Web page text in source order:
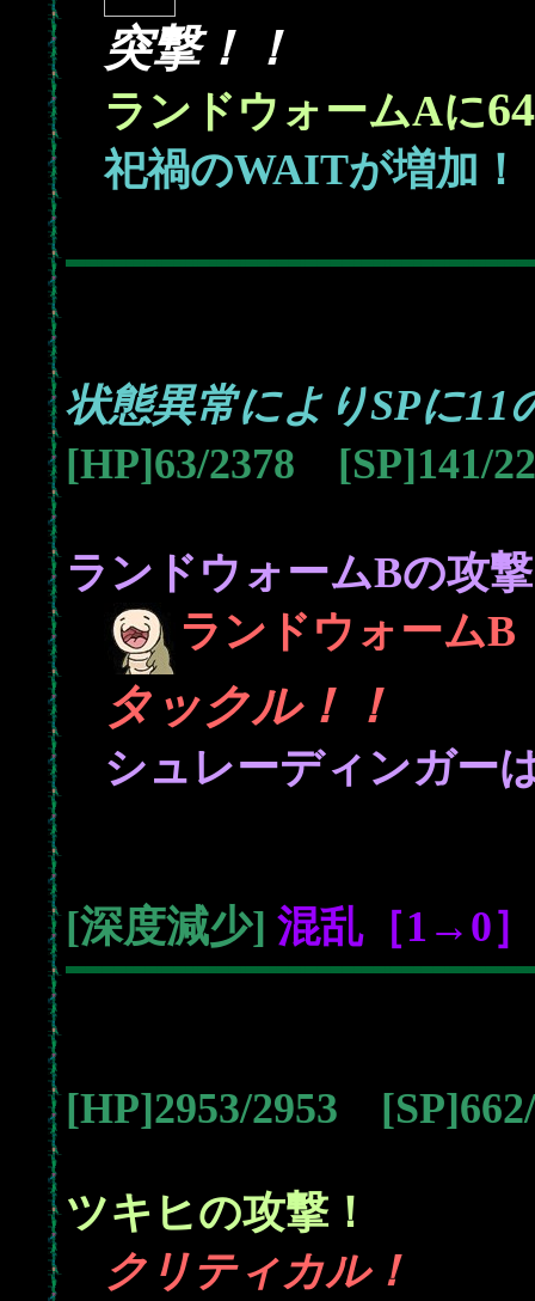
突撃！！
ランドウォームAに
祀禍のWAITが増加！
状態異常によりSPに11
[HP]63/2378 [SP]141/
ランドウォームBの攻
ランドウォームB
タックル！！
シュレーディンガー
[深度減少] 混乱［1→0］
[HP]2953/2953
ツキヒの攻撃！
クリティカル！